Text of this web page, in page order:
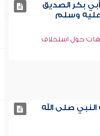
بكر الصديق
عليه وسلم
حول استخلاف
صلى الله